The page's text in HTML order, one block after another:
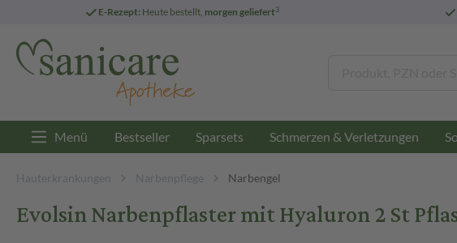
E-Rezept: Heute bestellt, morgen geliefert3
Menü Bestseller Sparsets Schmerzen & Verletzungen
Hauterkrankungen Narbenpflege Narbengel
Evolsin Narbenpflaster mit Hyaluron 2 St